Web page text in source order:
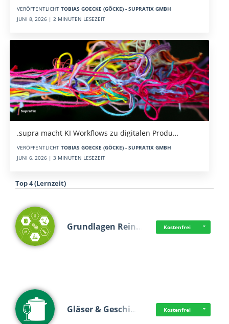
VERÖFFENTLICHT TOBIAS GOECKE (GÖCKE) - SUPRATIX GMBH
JUNI 8, 2026 | 2 MINUTEN LESEZEIT
.supra macht KI Workflows zu digitalen Produ…
VERÖFFENTLICHT TOBIAS GOECKE (GÖCKE) - SUPRATIX GMBH
JUNI 6, 2026 | 3 MINUTEN LESEZEIT
Top 4 (Lernzeit)
Grundlagen Rein… Kostenfrei
Gläser & Geschi… Kostenfrei